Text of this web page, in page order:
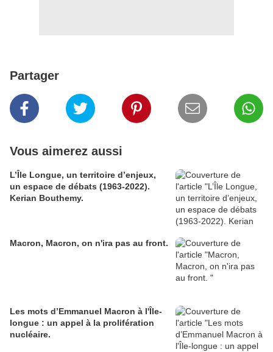
Partager
Vous aimerez aussi
L’Île Longue, un territoire d’enjeux,
un espace de débats (1963-2022).
Kerian Bouthemy.
Macron, Macron, on n'ira pas au front.
Les mots d’Emmanuel Macron à l'Île-
longue : un appel à la prolifération
nucléaire.